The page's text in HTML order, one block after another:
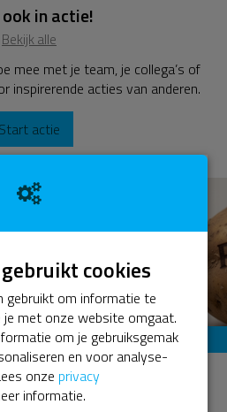
in actie!
Bekijk alle
mee met je team, je collega’s of
inspirerende acties van anderen.
Start actie
tegen MS
gebruikt cookies
gebruikt om informatie te
met onze website omgaat.
om je gebruiksgemak
en voor analyse-
onze privacy
informatie.